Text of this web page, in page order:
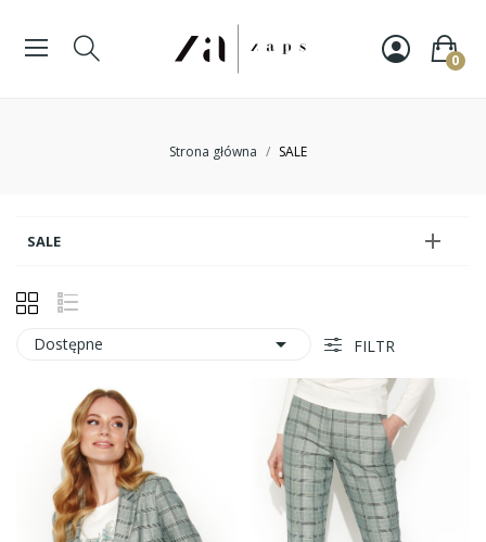
0
Strona główna SALE
SALE 
Dostępne  FILTR